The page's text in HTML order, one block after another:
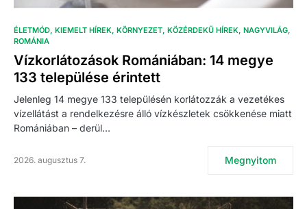
ÉLETMÓD KIEMELT HÍREK KÖRNYEZET KÖZÉRDEKŰ HÍREK NAGYVILÁG
ROMÁNIA
Vízkorlátozások Romániában: 14 megye
133 települése érintett
Jelenleg 14 megye 133 településén korlátozzák a vezetékes
vízellátást a rendelkezésre álló vízkészletek csökkenése miatt
Romániában – derül…
2026. augusztus 7. Megnyitom